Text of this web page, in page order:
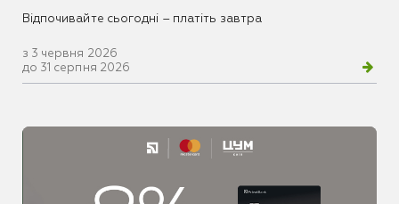
Відпочивайте сьогодні – платіть завтра
з 3 червня 2026
до 31 серпня 2026